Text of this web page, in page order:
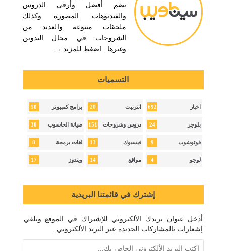
تضم أفضل وأرقى الدروس
والفيديوهات المصورة وكذلك
ملحقات متنوعة والعديد من
الشروحات في مجال التدوين
وغيرها...
اضغط للمزيد →
التسميات
اخبار 692 انترنيت 20 برامج كمبيوتر 50
بلوجر 24 دروس وشروحات 151 صيانة الحاسوب 30
فوتوشوب 9 فيسبوك 13 لغات برمجة 8
لوجو 4 مواقع 14 ويندوز 17
إشترك في قائمتنا البريدية
أدخل عنوان بريدك الألكتروني للإشتراك في الموقع وتلقي
إشعارات بالمشاركات الجديدة عبر البريد الألكتروني.